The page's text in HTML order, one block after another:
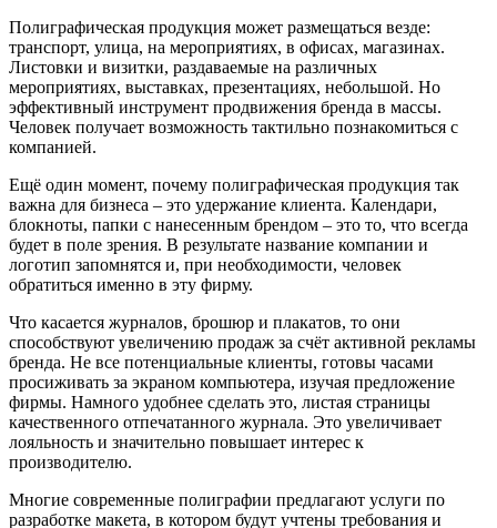
Полиграфическая продукция может размещаться везде:
транспорт, улица, на мероприятиях, в офисах, магазинах.
Листовки и визитки, раздаваемые на различных
мероприятиях, выставках, презентациях, небольшой. Но
эффективный инструмент продвижения бренда в массы.
Человек получает возможность тактильно познакомиться с
компанией.
Ещё один момент, почему полиграфическая продукция так
важна для бизнеса – это удержание клиента. Календари,
блокноты, папки с нанесенным брендом – это то, что всегда
будет в поле зрения. В результате название компании и
логотип запомнятся и, при необходимости, человек
обратиться именно в эту фирму.
Что касается журналов, брошюр и плакатов, то они
способствуют увеличению продаж за счёт активной рекламы
бренда. Не все потенциальные клиенты, готовы часами
просиживать за экраном компьютера, изучая предложение
фирмы. Намного удобнее сделать это, листая страницы
качественного отпечатанного журнала. Это увеличивает
лояльность и значительно повышает интерес к
производителю.
Многие современные полиграфии предлагают услуги по
разработке макета, в котором будут учтены требования и